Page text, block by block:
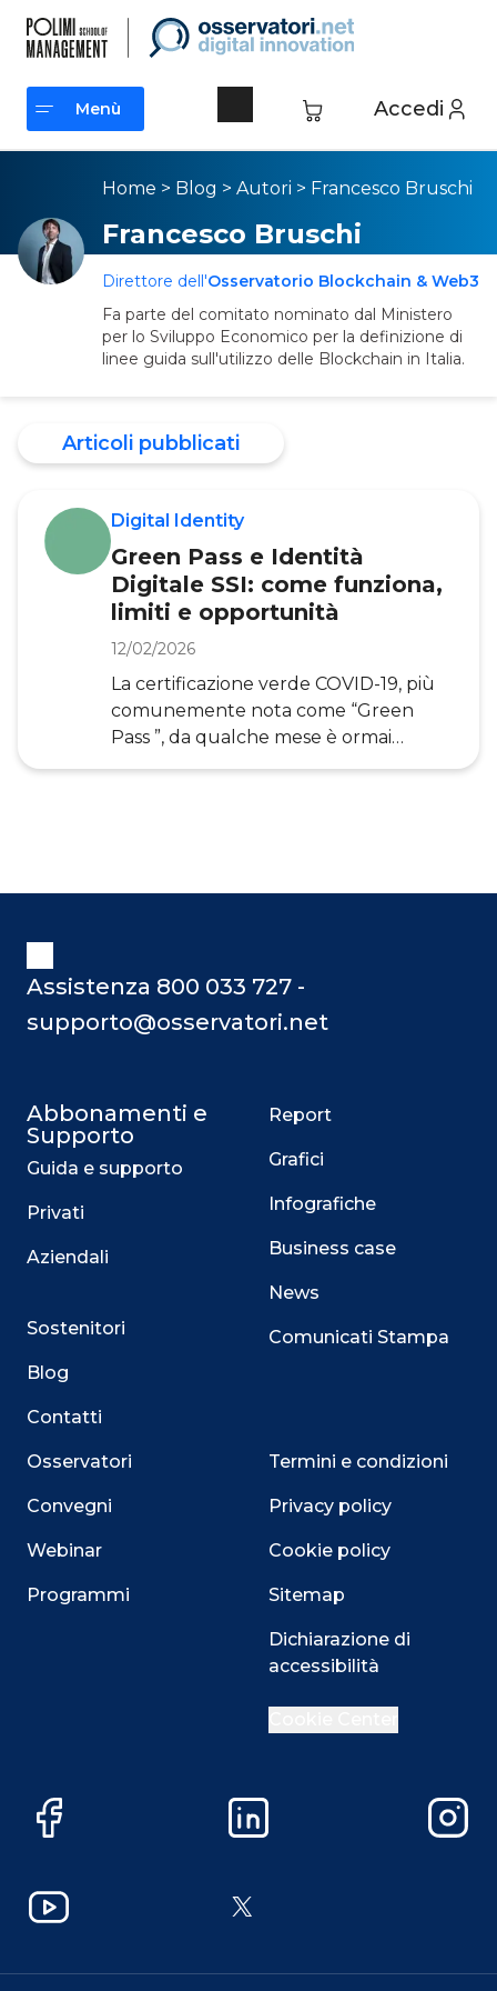
Accedi
Menù
Menù
Home > Blog > Autori > Francesco Bruschi
Francesco Bruschi
Direttore dell'Osservatorio Blockchain & Web3
Fa parte del comitato nominato dal Ministero
per lo Sviluppo Economico per la definizione di
linee guida sull'utilizzo delle Blockchain in Italia.
Articoli pubblicati
Digital Identity
Green Pass e Identità
Digitale SSI: come funziona,
limiti e opportunità
12/02/2026
La certificazione verde COVID-19, più
comunemente nota come “Green
Pass ”, da qualche mese è ormai
obbligatoria per una parte
cerimonie, per viaggiare e più
private. Indipendentemente dalle
utilità nel contrasto alla pandemia, il
Assistenza 800 033 727 -
supporto@osservatori.net
Abbonamenti e
Supporto
Guida e supporto
Privati
Aziendali
Sostenitori
Blog
Contatti
Osservatori
Convegni
Webinar
Programmi
Report
Grafici
Infografiche
Business case
News
Comunicati Stampa
Termini e condizioni
Privacy policy
Cookie policy
Sitemap
Dichiarazione di
accessibilità
Facebook LinkedIn
YouTube X